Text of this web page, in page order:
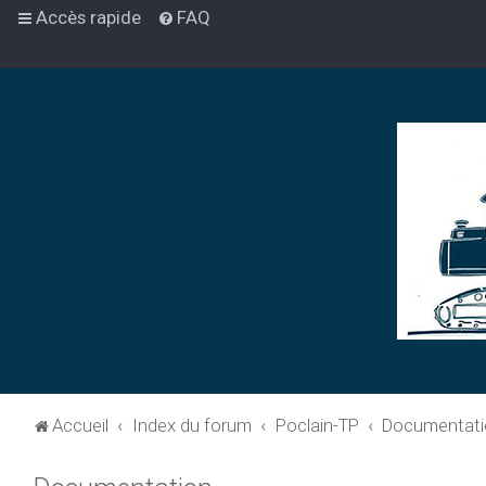
Accès rapide FAQ
Accueil Index du forum Poclain-TP